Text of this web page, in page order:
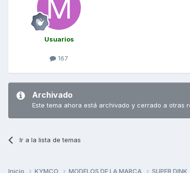
Usuarios
167
Archivado
Este tema ahora está archivado y cerrado a otras
Ir a la lista de temas
Inicio KYMCO MODELOS DE LA MARCA SUPER DINK